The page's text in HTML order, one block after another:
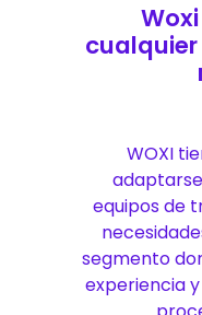
WOXI
equipos de
segmento
experiencia